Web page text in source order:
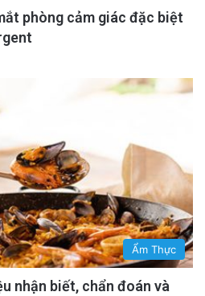
phòng cảm giác đặc biệt
Ẩm Thực
nhận biết, chẩn đoán và